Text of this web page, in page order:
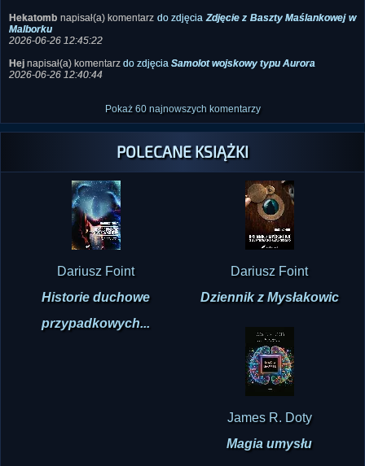
Hekatomb napisał(a) komentarz do zdjęciaZdjęcie z Baszty Maślankowej w
Malborku
2026-06-26 12:45:22
Hej napisał(a) komentarz do zdjęcia Samolot wojskowy typu Aurora
2026-06-26 12:40:44
Pokaż 60 najnowszych komentarzy
POLECANE KSIĄŻKI
Dariusz Foint
Historie duchowe
przypadkowych...
Dariusz Foint
Dziennik z Mysłakowic
James R. Doty
Magia umysłu